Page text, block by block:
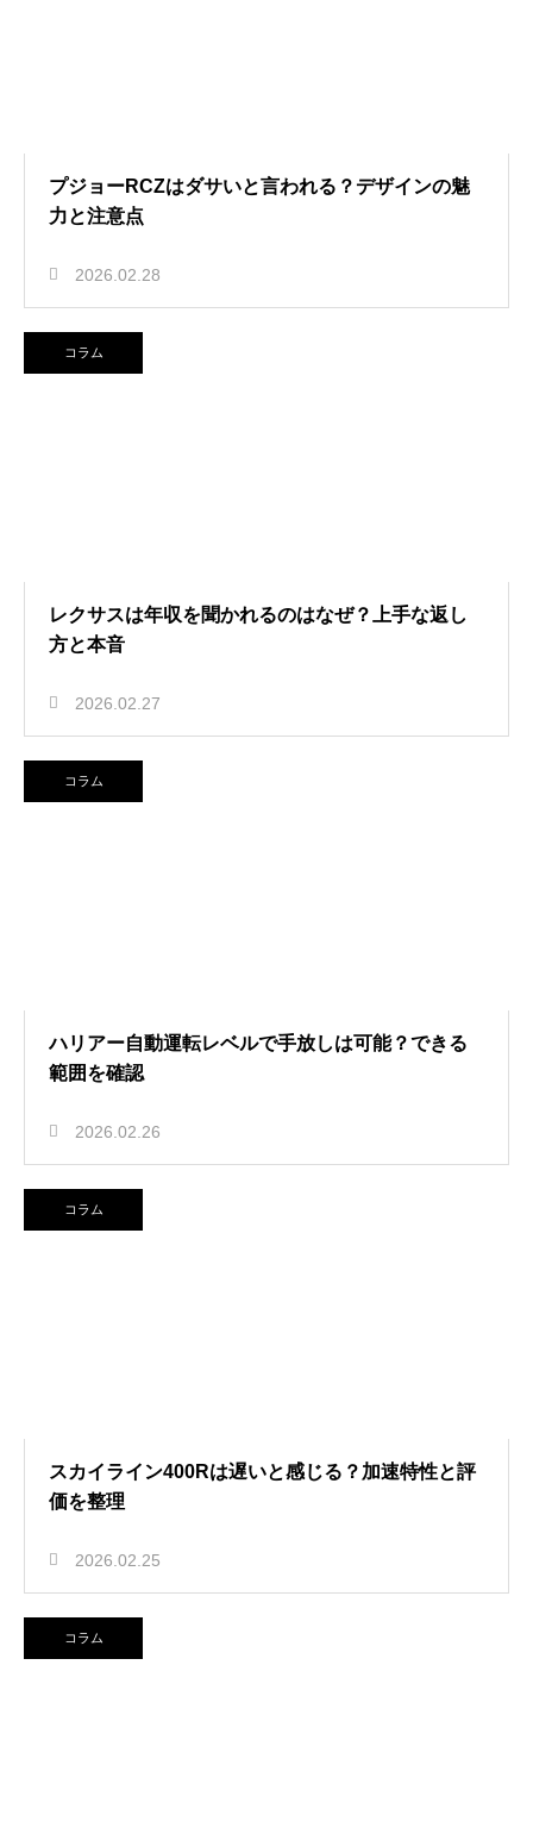
プジョーRCZはダサいと言われる？デザインの魅
力と注意点
2026.02.28
コラム
レクサスは年収を聞かれるのはなぜ？上手な返し
方と本音
2026.02.27
コラム
ハリアー自動運転レベルで手放しは可能？できる
範囲を確認
2026.02.26
コラム
スカイライン400Rは遅いと感じる？加速特性と評
価を整理
2026.02.25
コラム